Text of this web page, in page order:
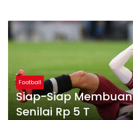
Football
Siap-Siap
Senilai Rp 5 T